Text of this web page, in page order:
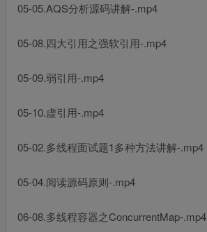
05-05.AQS分析源码讲解-.mp4
05-08.四大引用之强软引用-.mp4
05-09.弱引用-.mp4
05-10.虚引用-.mp4
05-02.多线程面试题1多种方法讲解-.mp4
05-04.阅读源码原则-.mp4
06-08.多线程容器之ConcurrentMap-.mp4